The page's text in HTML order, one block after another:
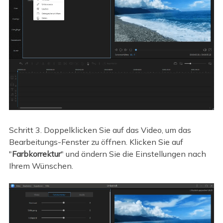
Schritt 3. Doppelklicken Sie auf das Video, um das
Bearbeitungs-Fenster zu öffnen. Klicken Sie auf
"Farbkorrektur" und ändern Sie die Einstellungen nach
Ihrem Wünschen.